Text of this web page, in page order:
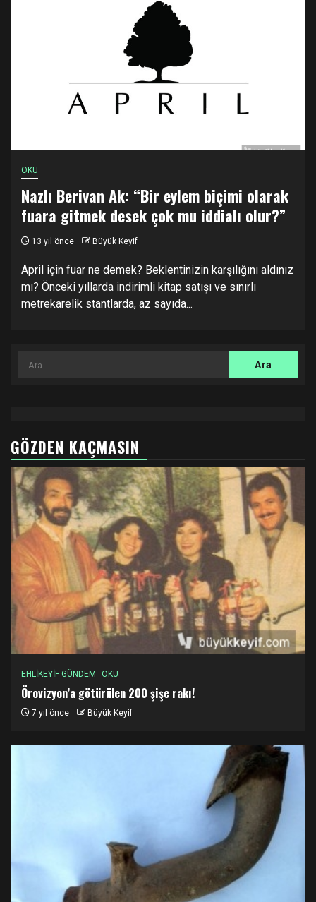
OKU
Nazlı Berivan Ak: “Bir eylem biçimi olarak
fuara gitmek desek çok mu iddialı olur?”
13 yıl önce Büyük Keyif
April için fuar ne demek? Beklentinizin karşılığını aldınız
mı? Önceki yıllarda indirimli kitap satışı ve sınırlı
metrekarelik stantlarda, az sayıda...
Arama:
GÖZDEN KAÇMASIN
EHLİKEYİF GÜNDEM OKU
Örovizyon’a götürülen 200 şişe rakı!
7 yıl önce Büyük Keyif